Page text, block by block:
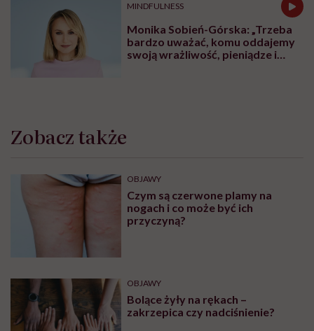
MINDFULNESS
Monika Sobień-Górska: „Trzeba
bardzo uważać, komu oddajemy
swoją wrażliwość, pieniądze i
Zobacz także
OBJAWY
Czym są czerwone plamy na
nogach i co może być ich
przyczyną?
OBJAWY
Bolące żyły na rękach –
zakrzepica czy nadciśnienie?